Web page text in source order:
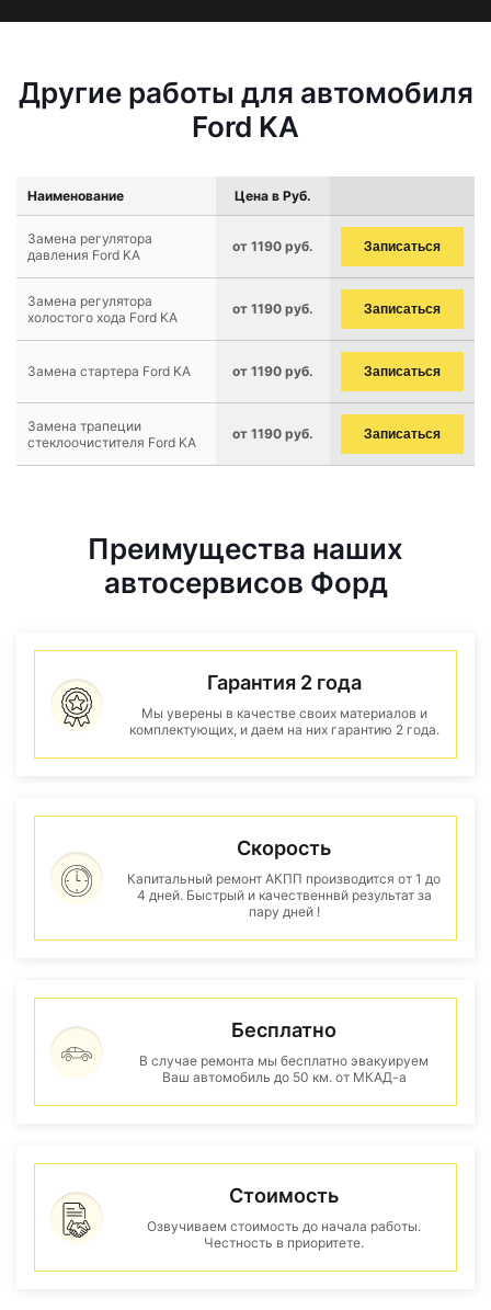
Другие работы для автомобиля
Ford KA
Наименование Цена в Руб.
Замена регулятора
давления Ford KA
от 1190 руб. Записаться
Замена регулятора
холостого хода Ford KA
от 1190 руб. Записаться
Замена стартера Ford KA от 1190 руб. Записаться
Замена трапеции
стеклоочистителя Ford KA
от 1190 руб. Записаться
Преимущества наших
автосервисов Форд
Гарантия 2 года
Мы уверены в качестве своих материалов и
комплектующих, и даем на них гарантию 2 года.
Скорость
Капитальный ремонт АКПП производится от 1 до
4 дней. Быстрый и качественнвй результат за
пару дней !
Бесплатно
В случае ремонта мы бесплатно эвакуируем
Ваш автомобиль до 50 км. от МКАД-а
Стоимость
Озвучиваем стоимость до начала работы.
Честность в приоритете.